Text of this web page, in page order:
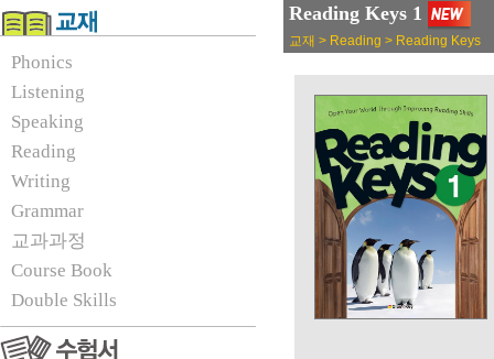
Phonics
Listening
Speaking
Reading
Writing
Grammar
교과과정
Course Book
Double Skills
Reading Keys 1
교재 > Reading > Reading Keys